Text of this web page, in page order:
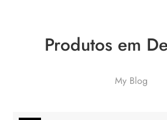
Produtos em
My Blog